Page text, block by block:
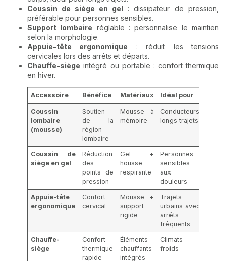
Coussin de siège en gel : dissipateur de pression,
préférable pour personnes sensibles.
Support lombaire réglable : personnalise le maintien
selon la morphologie.
Appuie-tête ergonomique : réduit les tensions
cervicales lors des arrêts et départs.
Chauffe-siège intégré ou portable : confort thermique
en hiver.
Accessoire Bénéfice Matériaux Idéal pour
Coussin
lombaire
(mousse)
Soutien
de la
région
lombaire
Mousse à
mémoire
Conducteurs
longs trajets
Coussin de
siège en gel
Réduction
des
points de
pression
Gel +
housse
respirante
Personnes
sensibles
aux
douleurs
Appuie-tête
ergonomique
Confort
cervical
Mousse +
support
rigide
Trajets
urbains avec
arrêts
fréquents
Chauffe-
siège
Confort
thermique
rapide
Éléments
chauffants
intégrés
Climats
froids